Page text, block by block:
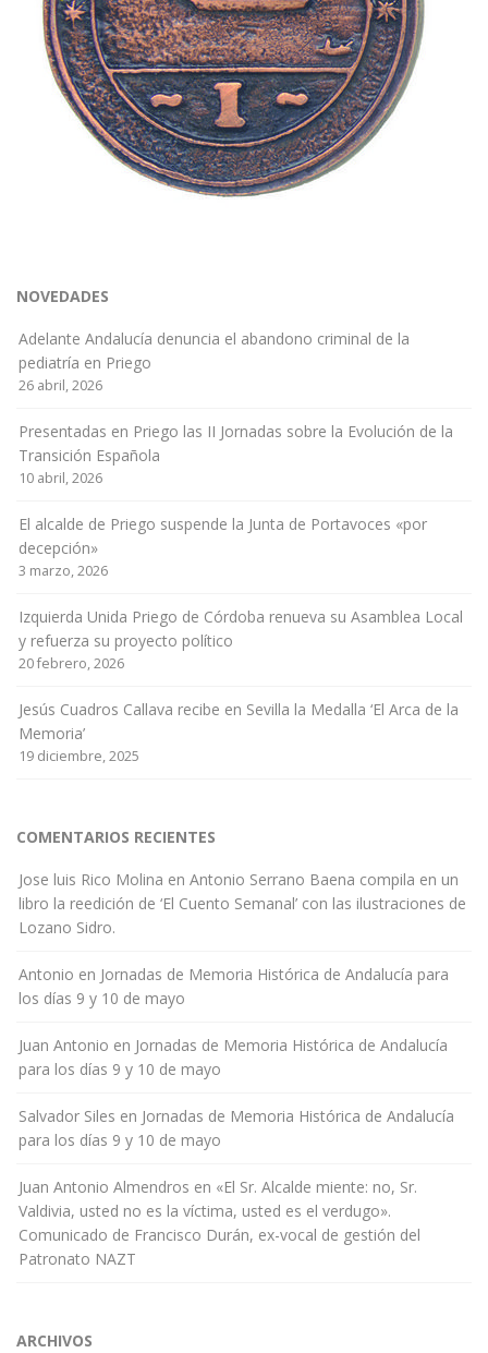
NOVEDADES
Adelante Andalucía denuncia el abandono criminal de la
pediatría en Priego
26 abril, 2026
Presentadas en Priego las II Jornadas sobre la Evolución de la
Transición Española
10 abril, 2026
El alcalde de Priego suspende la Junta de Portavoces «por
decepción»
3 marzo, 2026
Izquierda Unida Priego de Córdoba renueva su Asamblea Local
y refuerza su proyecto político
20 febrero, 2026
Jesús Cuadros Callava recibe en Sevilla la Medalla ‘El Arca de la
Memoria’
19 diciembre, 2025
COMENTARIOS RECIENTES
Jose luis Rico Molina en Antonio Serrano Baena compila en un
libro la reedición de ‘El Cuento Semanal’ con las ilustraciones de
Lozano Sidro.
Antonio en Jornadas de Memoria Histórica de Andalucía para
los días 9 y 10 de mayo
Juan Antonio en Jornadas de Memoria Histórica de Andalucía
para los días 9 y 10 de mayo
Salvador Siles en Jornadas de Memoria Histórica de Andalucía
para los días 9 y 10 de mayo
Juan Antonio Almendros en «El Sr. Alcalde miente: no, Sr.
Valdivia, usted no es la víctima, usted es el verdugo».
Comunicado de Francisco Durán, ex-vocal de gestión del
Patronato NAZT
ARCHIVOS